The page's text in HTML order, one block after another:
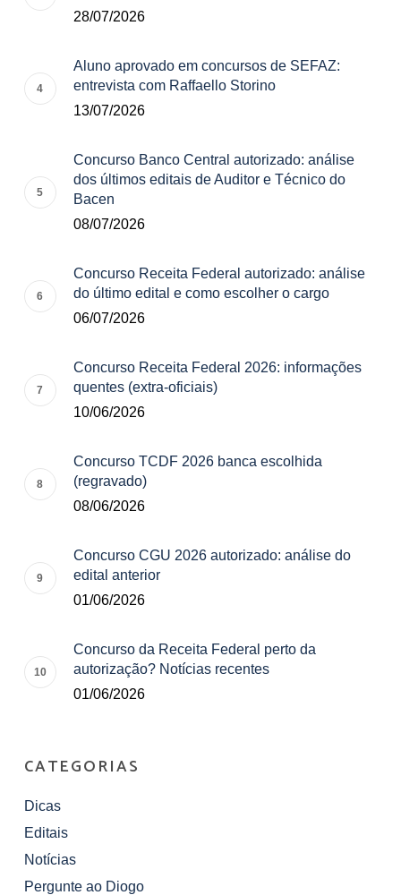
28/07/2026
Aluno aprovado em concursos de SEFAZ:
entrevista com Raffaello Storino
13/07/2026
Concurso Banco Central autorizado: análise
dos últimos editais de Auditor e Técnico do
Bacen
08/07/2026
Concurso Receita Federal autorizado: análise
do último edital e como escolher o cargo
06/07/2026
Concurso Receita Federal 2026: informações
quentes (extra-oficiais)
10/06/2026
Concurso TCDF 2026 banca escolhida
(regravado)
08/06/2026
Concurso CGU 2026 autorizado: análise do
edital anterior
01/06/2026
Concurso da Receita Federal perto da
autorização? Notícias recentes
01/06/2026
CATEGORIAS
Dicas
Editais
Notícias
Pergunte ao Diogo